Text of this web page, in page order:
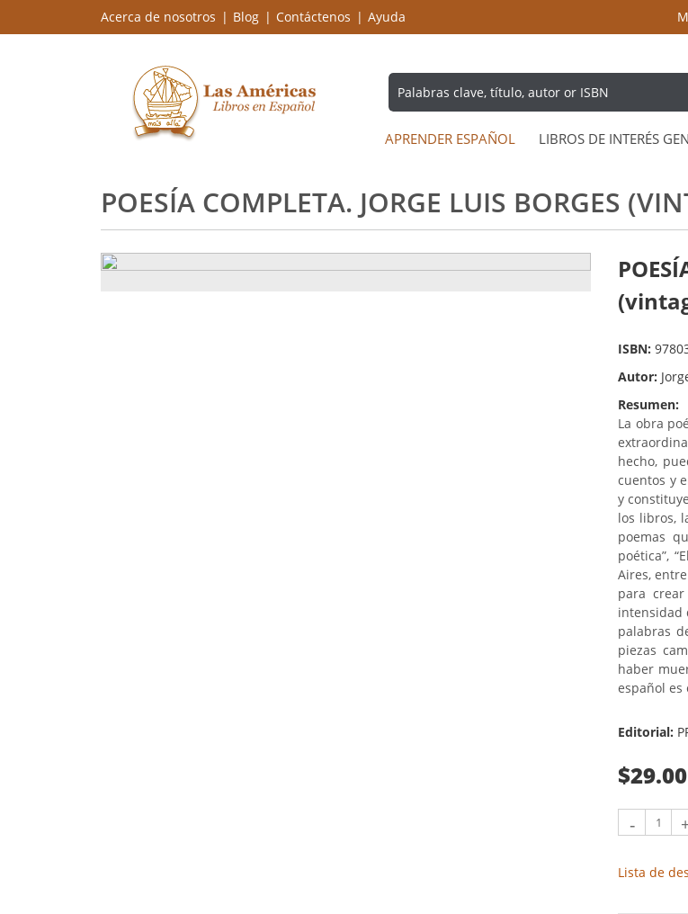
Acerca de nosotros Blog Contáctenos Ayuda
APRENDER ESPAÑOL LIBROS DE INTERÉS
POESÍA COMPLETA. JORGE LUIS BORGES
ISBN:
Autor:
Resumen:
La obra
hecho,
cuentos y
y
los libros,
poemas
poética”,
Aires,
para
intensidad
palabras
piezas
haber
español es
Editorial:
$29.00
-
Lista de